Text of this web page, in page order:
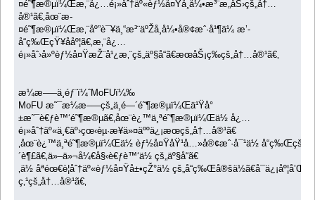
¤é˜¶æ®µï¼Œæ‚¨å¿…é¡»åˆ†äº«èƒ½å¤Ÿå¸å¼•æ³¨æ„åŠ›çš„å†…
å®¹ã€‚åœ¨æ­
¤é˜¶æ®µï¼Œæ‚¨åº”è¯¥ä¸“æ³¨äºŽå¸å¼•å®¢æˆ·å¹¶ä¼ æ’­
å“ç‰ŒçŸ¥ååº¦ã€‚æ‚¨å¿…
é¡»åˆ›å»ºèƒ½å¤ŸæŽ¨å¹¿æ‚¨çš„äº§å“ã€æœåŠ¡ç­‰çš„å†…å®¹ã€‚
æ¼æ–—ä¸­éƒ¨ï¼ˆMoFUï¼‰
MoFU æ˜¯æ¼æ–—çš„ä¸­é—´é˜¶æ®µï¼Œä¹Ÿå°
±æ˜¯è€ƒè™‘é˜¶æ®µã€‚åœ¨è¿™ä¸ªé˜¶æ®µï¼Œä½ å¿…
é¡»åˆ†äº«ä¸€äº›çœ‹èµ·æ¥ä»¤äººä¿¡æœçš„å†…å®¹ã€
‚åœ¨è¿™ä¸ªé˜¶æ®µï¼Œä½ èƒ½å¤ŸåŸ¹å…»å®¢æˆ·å¯¹ä½
´è¶£ã€‚ä»–ä»¬å¼€å§‹è€ƒè™‘ä½ çš„äº§å“ã€
‚ä½ åªéœ€è¦åˆ†äº«èƒ½å¤Ÿå±•çŽ°ä½
ç‚¹çš„å†…å®¹ã€‚